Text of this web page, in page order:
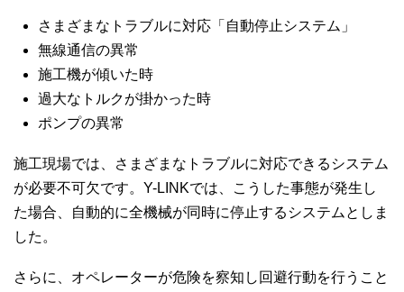
さまざまなトラブルに対応「自動停止システム」
無線通信の異常
施工機が傾いた時
過大なトルクが掛かった時
ポンプの異常
施工現場では、さまざまなトラブルに対応できるシステム
が必要不可欠です。Y-LINKでは、こうした事態が発生し
た場合、自動的に全機械が同時に停止するシステムとしま
した。
さらに、オペレーターが危険を察知し回避行動を行うこと